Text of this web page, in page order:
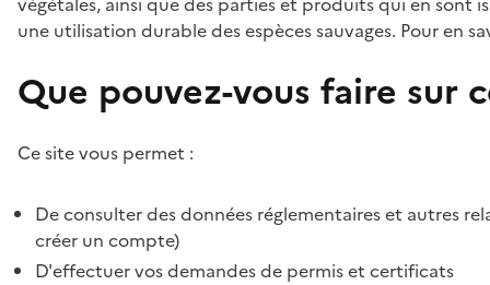
une utilisation durable des espèces sauvages. Pour en
Que pouvez-vous faire sur
Ce site vous permet :
De consulter des données réglementaires et autres
créer un compte)
D'effectuer vos demandes de permis et certificats